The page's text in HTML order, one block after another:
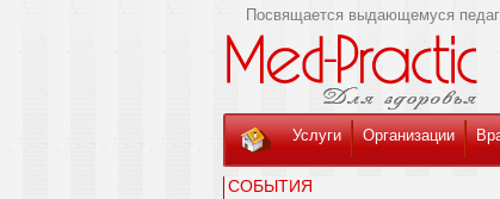
Посвящается выдающемуся
Услуги Организации
СОБЫТИЯ